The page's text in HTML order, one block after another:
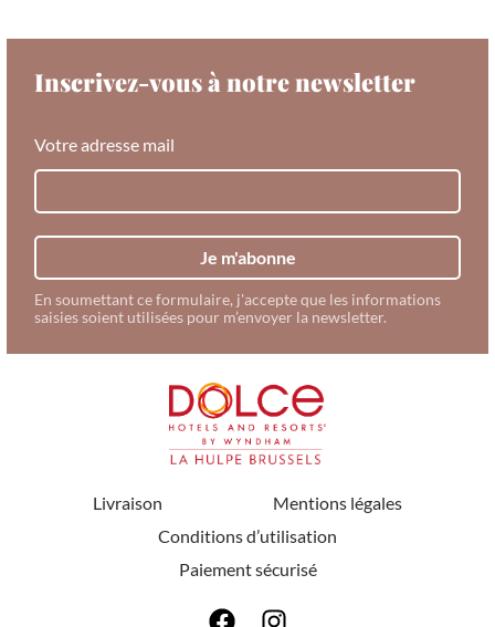
Inscrivez-vous à notre newsletter
Votre adresse mail
Je m'abonne
En soumettant ce formulaire, j'accepte que les informations
saisies soient utilisées pour m’envoyer la newsletter.
Livraison
Mentions légales
Conditions d’utilisation
Paiement sécurisé